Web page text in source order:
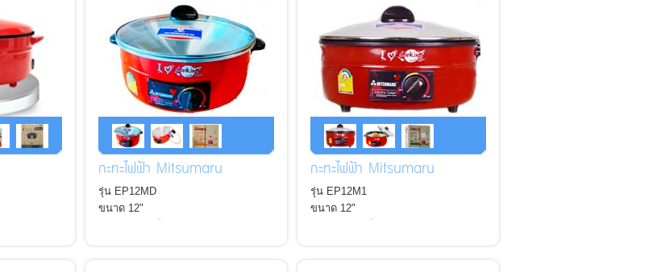
กะทะไฟฟ้า Mitsumaru
รุ่น EP12MD
ขนาด 12"
กะทะไฟฟ้า Mitsumaru
รุ่น EP12M1
ขนาด 12"